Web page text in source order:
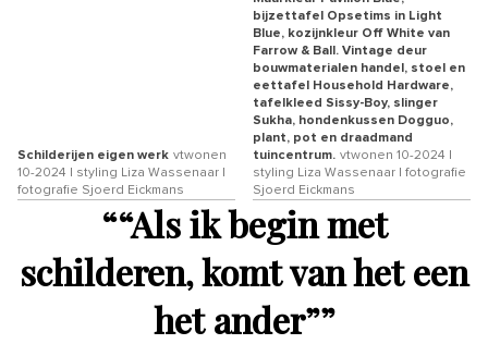
Schilderijen eigen werk vtwonen
10-2024 | styling Liza Wassenaar |
fotografie Sjoerd Eickmans
bijzettafel Opsetims in Light
Blue, kozijnkleur Off White van
Farrow & Ball. Vintage deur
bouwmaterialen handel, stoel en
eettafel Household Hardware,
tafelkleed Sissy-Boy, slinger
Sukha, hondenkussen Dogguo,
plant, pot en draadmand
tuincentrum. vtwonen 10-2024 |
styling Liza Wassenaar | fotografie
Sjoerd Eickmans
““Als ik begin met
schilderen, komt van het een
het ander””